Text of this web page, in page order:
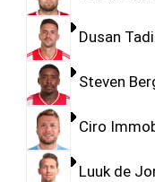
Dusan
Steven
Ciro
Luuk de